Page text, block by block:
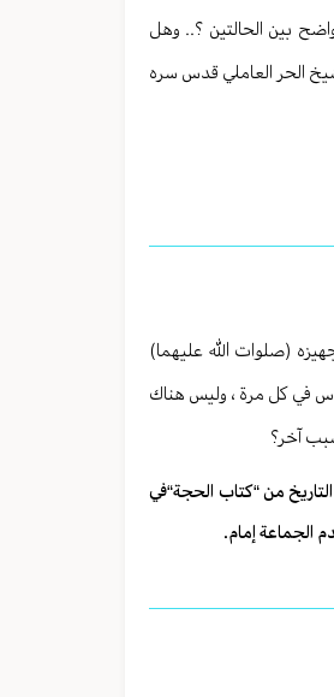
بين الحالتين ؟.. وهل
الحر العاملي قدس سره
(صلوات الله عليهما)
في كل مرة ، وليس هناك
آخر؟
من “كتاب الحجة“في
الجماعة إمام.